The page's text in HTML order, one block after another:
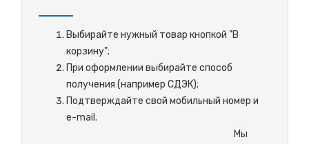
Выбирайте нужный товар кнопкой "В
корзину";
При оформлении выбирайте способ
получения (например СДЭК);
Подтверждайте свой мобильный номер и
e-mail.
Мы